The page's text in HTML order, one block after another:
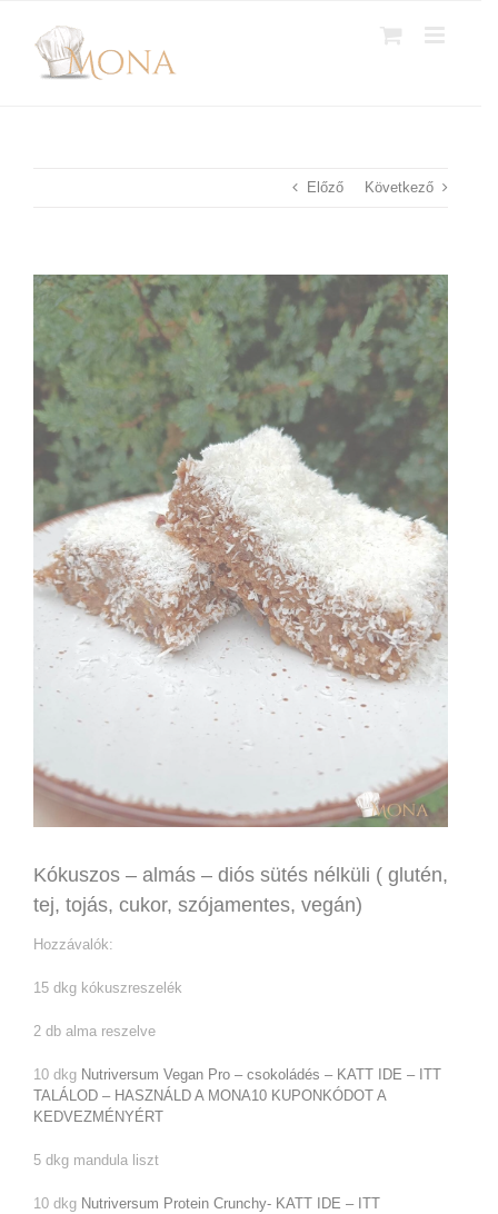
Előző Következő
View
Larger
Image
Kókuszos – almás – diós sütés nélküli ( glutén,
tej, tojás, cukor, szójamentes, vegán)
Hozzávalók:
15 dkg kókuszreszelék
2 db alma reszelve
10 dkg Nutriversum Vegan Pro – csokoládés – KATT IDE – ITT
TALÁLOD – HASZNÁLD A MONA10 KUPONKÓDOT A
KEDVEZMÉNYÉRT
5 dkg mandula liszt
10 dkg Nutriversum Protein Crunchy- KATT IDE – ITT